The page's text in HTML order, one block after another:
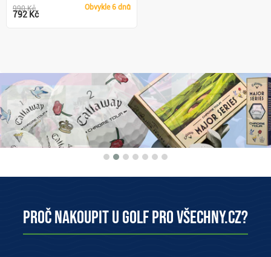
Obvykle6 dnů
990 Kč
792 Kč
Proč nakoupit u Golf pro všechny.cz?